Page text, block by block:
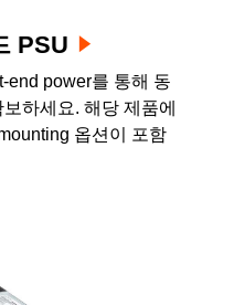
PSU
end power를 통해 동
하세요. 해당 제품에
옵션이 포함